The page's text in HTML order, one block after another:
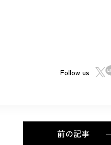
Follow us
前の記事